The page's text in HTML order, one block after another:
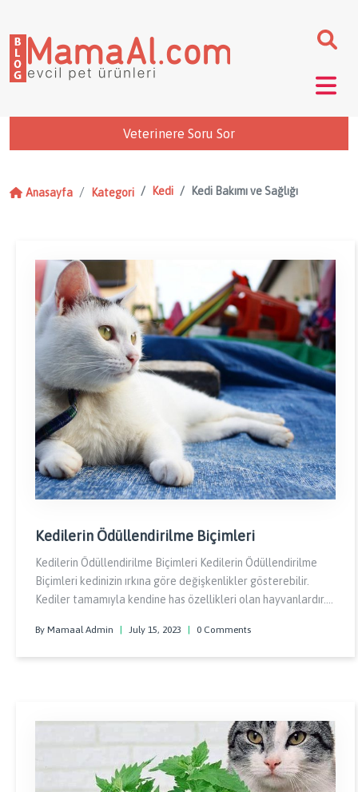
Veterinere Soru Sor
Anasayfa Kategori Kedi Kedi Bakımı ve Sağlığı
Kedilerin Ödüllendirilme Biçimleri
Kedilerin Ödüllendirilme Biçimleri Kedilerin Ödüllendirilme
Biçimleri kedinizin ırkına göre değişkenlikler gösterebilir.
Kediler tamamıyla kendine has özellikleri olan hayvanlardır.
yaklaşmak istemezseniz.
By Mamaal Admin July 15, 2023 0 Comments